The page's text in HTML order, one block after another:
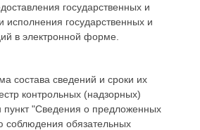
государственных и
исполнения государственных и
в электронной форме.
состава сведений и сроки их
контрольных (надзорных)
пункт "Сведения о предложенных
соблюдения обязательных